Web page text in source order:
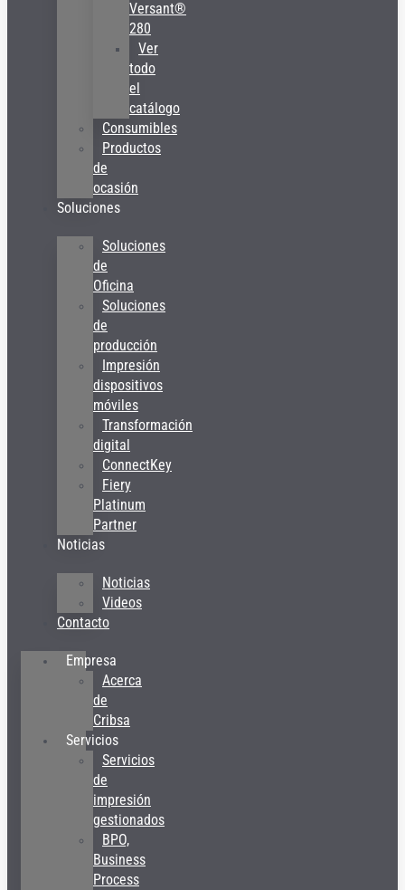
Versant®
280
Ver
todo
el
catálogo
Consumibles
Productos
de
ocasión
Soluciones
Soluciones
de
Oficina
Soluciones
de
producción
Impresión
dispositivos
móviles
Transformación
digital
ConnectKey
Fiery
Platinum
Partner
Noticias
Noticias
Videos
Contacto
Empresa
Acerca
de
Cribsa
Servicios
Servicios
de
impresión
gestionados
BPO,
Business
Process